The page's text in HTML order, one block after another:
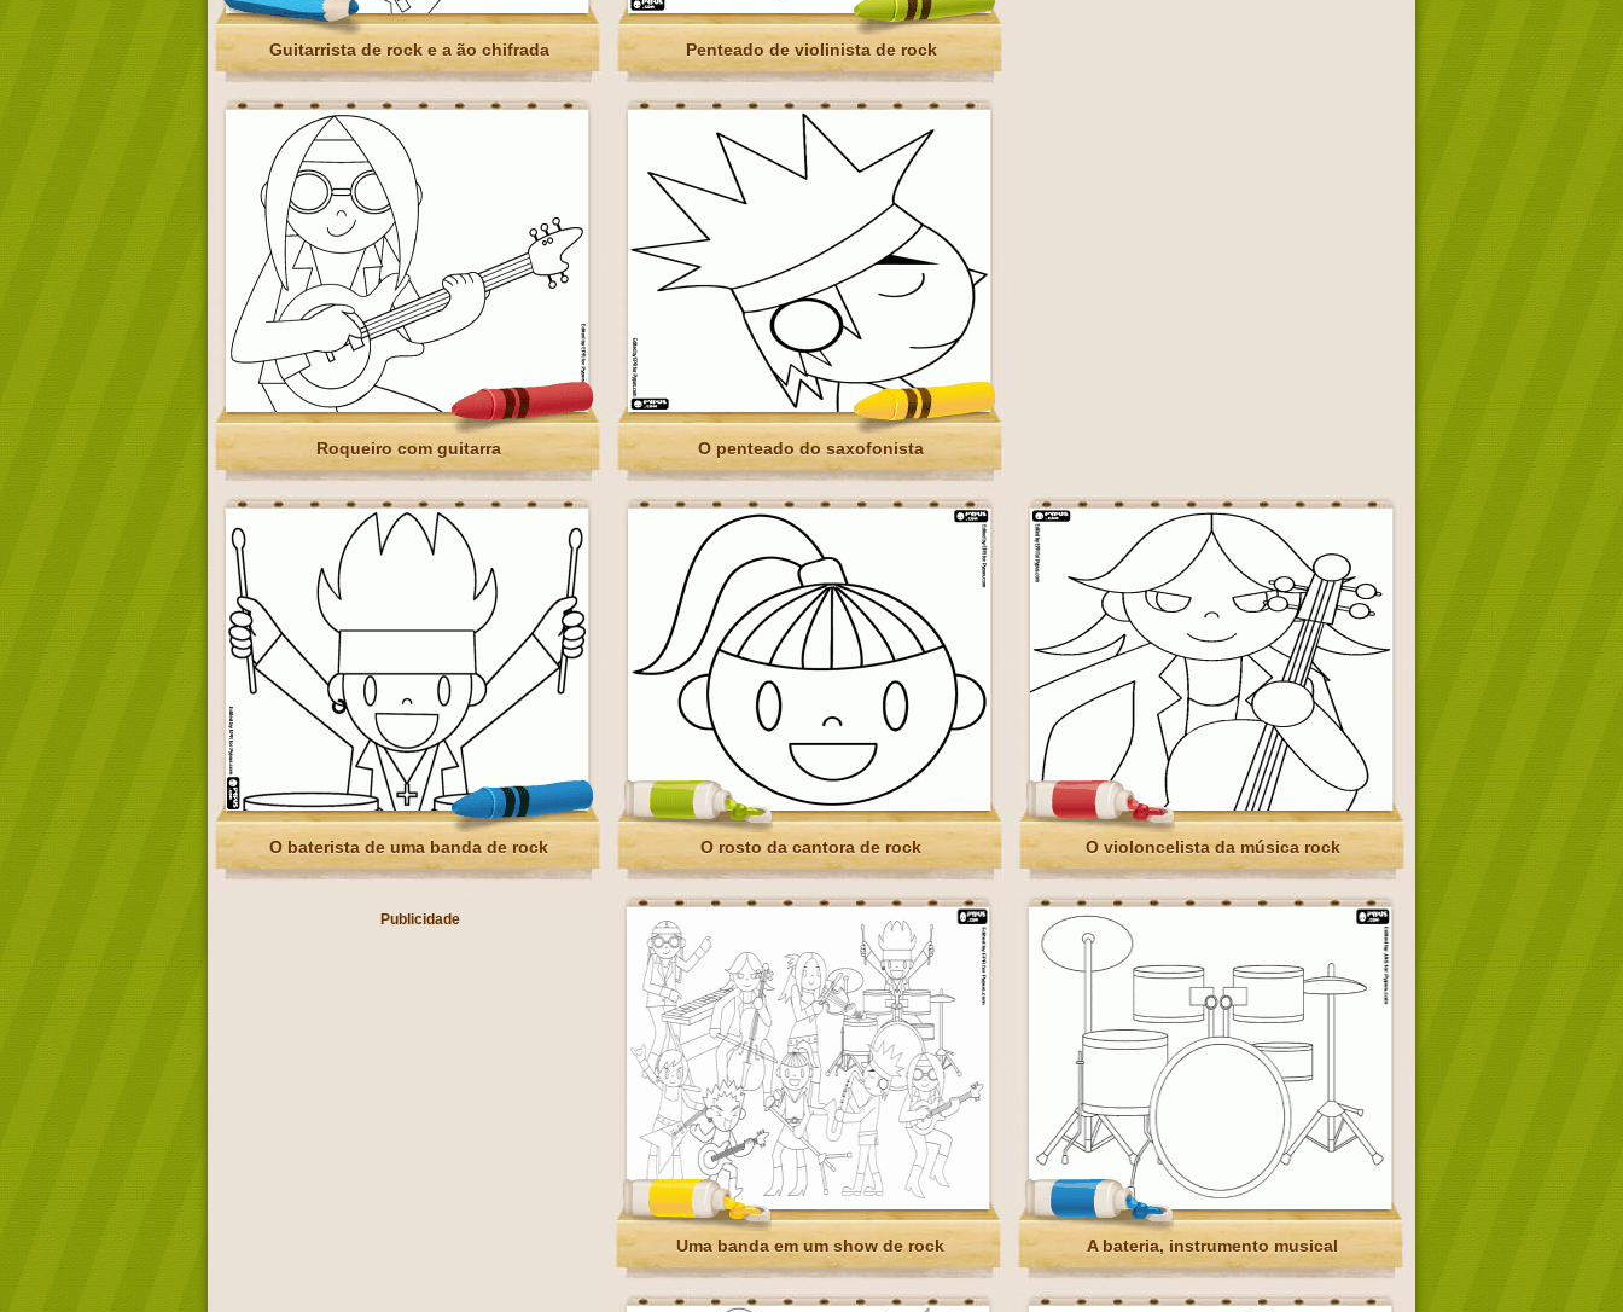
Guitarrista de rock e a ão chifrada Penteado de violinista de rock
Roqueiro com guitarra O penteado do saxofonista
O baterista de uma banda de rock O rosto da cantora de rock O violoncelista da música rock
Publicidade
Uma banda em um show de rock A bateria, instrumento musical